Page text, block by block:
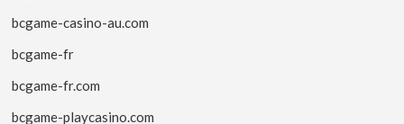
bcgame-casino-au.com
bcgame-fr
bcgame-fr.com
bcgame-playcasino.com